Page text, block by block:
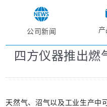
公司新闻
四方仪器推出燃
天然气、沼气以及工业生产中